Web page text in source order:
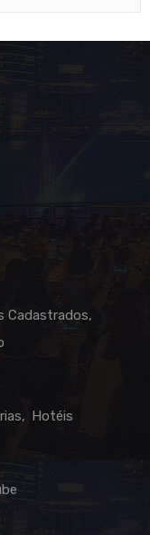
Cadastrados
Hotéis